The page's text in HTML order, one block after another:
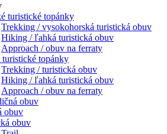
turistické topánky
Trekking / vysokohorská turistická obuv
Hiking / ľahká turistická obuv
Approach / obuv na ferraty
topánky
Trekking / turistická obuv
Hiking / ľahká turistická obuv
Approach / obuv na ferraty
obuv
obuv
obuv